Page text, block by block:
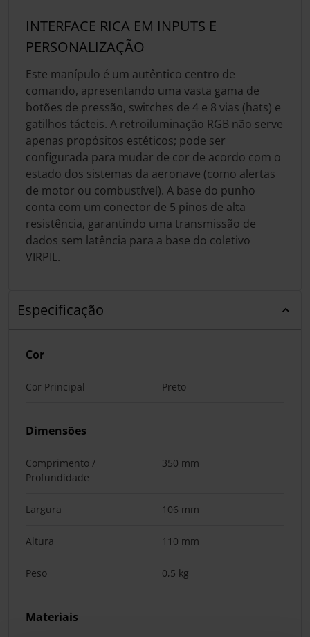
INTERFACE RICA EM INPUTS E
PERSONALIZAÇÃO
Este manípulo é um autêntico centro de
comando, apresentando uma vasta gama de
botões de pressão, switches de 4 e 8 vias (hats) e
gatilhos tácteis. A retroiluminação RGB não serve
apenas propósitos estéticos; pode ser
configurada para mudar de cor de acordo com o
estado dos sistemas da aeronave (como alertas
de motor ou combustível). A base do punho
conta com um conector de 5 pinos de alta
resistência, garantindo uma transmissão de
dados sem latência para a base do coletivo
VIRPIL.
Especificação
Cor
Cor Principal Preto
Dimensões
Comprimento /
Profundidade
350 mm
Largura 106 mm
Altura 110 mm
Peso 0,5 kg
Materiais